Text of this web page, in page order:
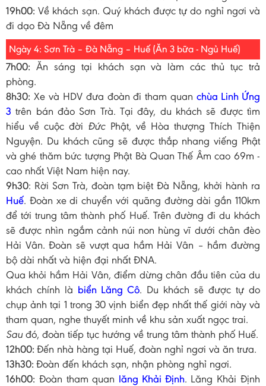
19h00: Về khách sạn. Quý khách được tự do nghỉ ngơi và
đi dạo Đà Nẵng về đêm
Ngày 4: Sơn Trà – Đà Nẵng – Huế (Ăn 3 bữa - Ngủ Huế)
7h00: Ăn sáng tại khách sạn và làm các thủ tục trả
phòng.
8h30: Xe và HDV đưa đoàn đi tham quanchùa Linh Ứng
3 trên bán đảo Sơn Trà. Tại đây, du khách sẽ được tìm
hiểu về cuộc đời Đức Phật, về Hòa thượng Thích Thiện
Nguyện. Du khách cũng sẽ được thắp nhang viếng Phật
và ghé thăm bức tượng Phật Bà Quan Thế Âm cao 69m -
cao nhất Việt Nam hiện nay.
9h30: Rời Sơn Trà, đoàn tạm biệt Đà Nẵng, khởi hành ra
Huế. Đoàn xe di chuyển với quãng đường dài gần 110km
để tới trung tâm thành phố Huế. Trên đường đi du khách
sẽ được nhìn ngắm cảnh núi non hùng vĩ dưới chân đèo
Hải Vân. Đoàn sẽ vượt qua hầm Hải Vân – hầm đường
bộ dài nhất và hiện đại nhất ĐNA.
Qua khỏi hầm Hải Vân, điểm dừng chân đầu tiên của du
khách chính là biển Lăng Cô. Du khách sẽ được tự do
chụp ảnh tại 1 trong 30 vịnh biển đẹp nhất thế giới này và
tham quan, nghe thuyết minh về khu sản xuất ngọc trai.
Sauđó, đoàn tiếp tục hướng về trung tâm thành phố Huế.
12h00: Đến nhà hàng tại Huế, đoàn nghỉ ngơi và ăn trưa.
13h30: Đoàn đến khách sạn, nhận phòng nghỉ ngơi.
16h00: Đoàn tham quan lăng Khải Định. Lăng Khải Định